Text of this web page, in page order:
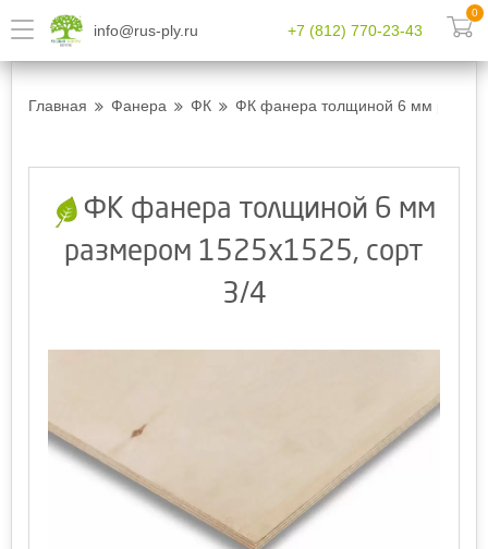
info@rus-ply.ru +7 (812) 770-23-43
0
Главная Фанера ФК ФК фанера толщиной 6 мм
ФК фанера толщиной 6 мм
размером 1525х1525, сорт
3/4